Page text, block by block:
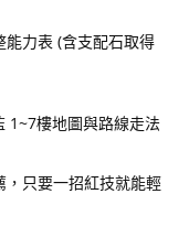
力表 (含支配石取得
1~7樓地圖與路線走法
只要一招紅技就能輕